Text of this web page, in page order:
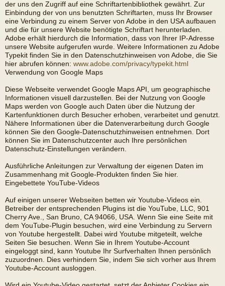
der uns den Zugriff auf eine Schriftartenbibliothek gewährt. Zur
Einbindung der von uns benutzten Schriftarten, muss Ihr Browser
eine Verbindung zu einem Server von Adobe in den USA aufbauen
und die für unsere Website benötigte Schriftart herunterladen.
Adobe erhält hierdurch die Information, dass von Ihrer IP-Adresse
unsere Website aufgerufen wurde. Weitere Informationen zu Adobe
Typekit finden Sie in den Datenschutzhinweisen von Adobe, die Sie
hier abrufen können: www.adobe.com/privacy/typekit.html
Verwendung von Google Maps
Diese Webseite verwendet Google Maps API, um geographische
Informationen visuell darzustellen. Bei der Nutzung von Google
Maps werden von Google auch Daten über die Nutzung der
Kartenfunktionen durch Besucher erhoben, verarbeitet und genutzt.
Nähere Informationen über die Datenverarbeitung durch Google
können Sie den Google-Datenschutzhinweisen entnehmen. Dort
können Sie im Datenschutzcenter auch Ihre persönlichen
Datenschutz-Einstellungen verändern.
Ausführliche Anleitungen zur Verwaltung der eigenen Daten im
Zusammenhang mit Google-Produkten finden Sie hier.
Eingebettete YouTube-Videos
Auf einigen unserer Webseiten betten wir Youtube-Videos ein.
Betreiber der entsprechenden Plugins ist die YouTube, LLC, 901
Cherry Ave., San Bruno, CA 94066, USA. Wenn Sie eine Seite mit
dem YouTube-Plugin besuchen, wird eine Verbindung zu Servern
von Youtube hergestellt. Dabei wird Youtube mitgeteilt, welche
Seiten Sie besuchen. Wenn Sie in Ihrem Youtube-Account
eingeloggt sind, kann Youtube Ihr Surfverhalten Ihnen persönlich
zuzuordnen. Dies verhindern Sie, indem Sie sich vorher aus Ihrem
Youtube-Account ausloggen.